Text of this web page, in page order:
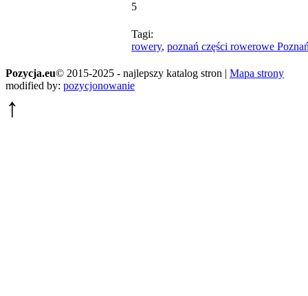
5
Tagi:
rowery, poznań części rowerowe
Pozycja.eu© 2015-2025 - najlepszy katalog stron | Mapa strony
modified by: pozycjonowanie
↑